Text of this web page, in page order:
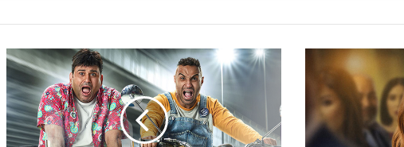
"رجالة
البيت"
أحمد
فهمي
بالاكتئاب